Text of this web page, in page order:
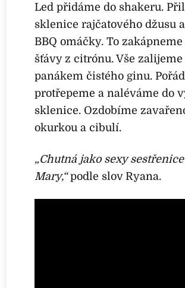
Led přidáme do shakeru.
sklenice rajčatového džusu
BBQ omáčky. To
šťávy z citrónu. Vše zalijeme
panákem čistého ginu.
protřepeme a naléváme do
sklenice. Ozdobíme
okurkou a cibulí.
„Chutná jako sexy
Mary,“podle slov Ryana.